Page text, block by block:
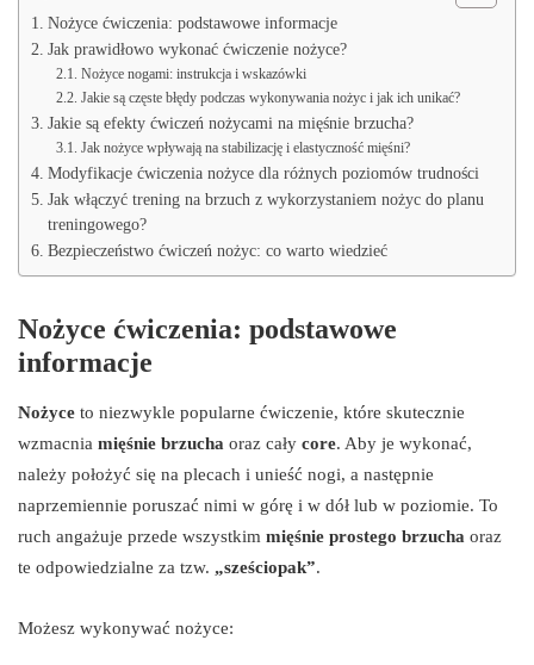
Nożyce ćwiczenia: podstawowe informacje
Jak prawidłowo wykonać ćwiczenie nożyce?
Nożyce nogami: instrukcja i wskazówki
Jakie są częste błędy podczas wykonywania nożyc i jak ich unikać?
Jakie są efekty ćwiczeń nożycami na mięśnie brzucha?
Jak nożyce wpływają na stabilizację i elastyczność mięśni?
Modyfikacje ćwiczenia nożyce dla różnych poziomów trudności
Jak włączyć trening na brzuch z wykorzystaniem nożyc do planu
treningowego?
Bezpieczeństwo ćwiczeń nożyc: co warto wiedzieć
Nożyce ćwiczenia: podstawowe
informacje
Nożyce to niezwykle popularne ćwiczenie, które skutecznie
wzmacnia mięśnie brzucha oraz cały core. Aby je wykonać,
należy położyć się na plecach i unieść nogi, a następnie
naprzemiennie poruszać nimi w górę i w dół lub w poziomie. To
ruch angażuje przede wszystkim mięśnie prostego brzucha oraz
te odpowiedzialne za tzw. „sześciopak”.
Możesz wykonywać nożyce: